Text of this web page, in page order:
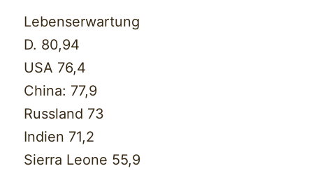
Lebenserwartung
D. 80,94
USA 76,4
China: 77,9
Russland 73
Indien 71,2
Sierra Leone 55,9